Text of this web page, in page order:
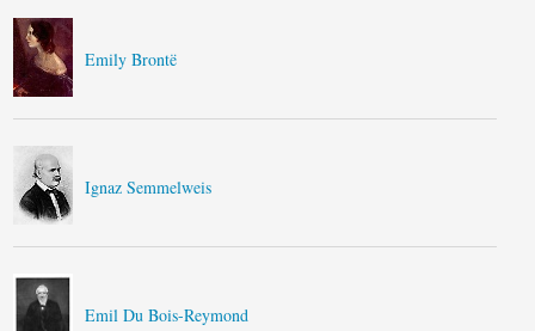
Emily Brontë
Ignaz Semmelweis
Emil Du Bois-Reymond